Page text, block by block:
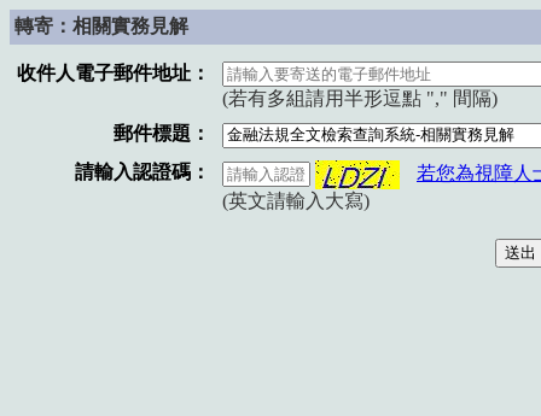
轉寄：相關實務見解
收件人電子郵件地址：
(若有多組請用半形逗點 "," 間隔)
郵件標題：
請輸入認證碼：
若您為視障人
(英文請輸入大寫)